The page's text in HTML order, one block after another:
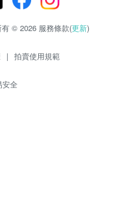
© 2026 服務條款(更新)
| 拍賣使用規範
安全